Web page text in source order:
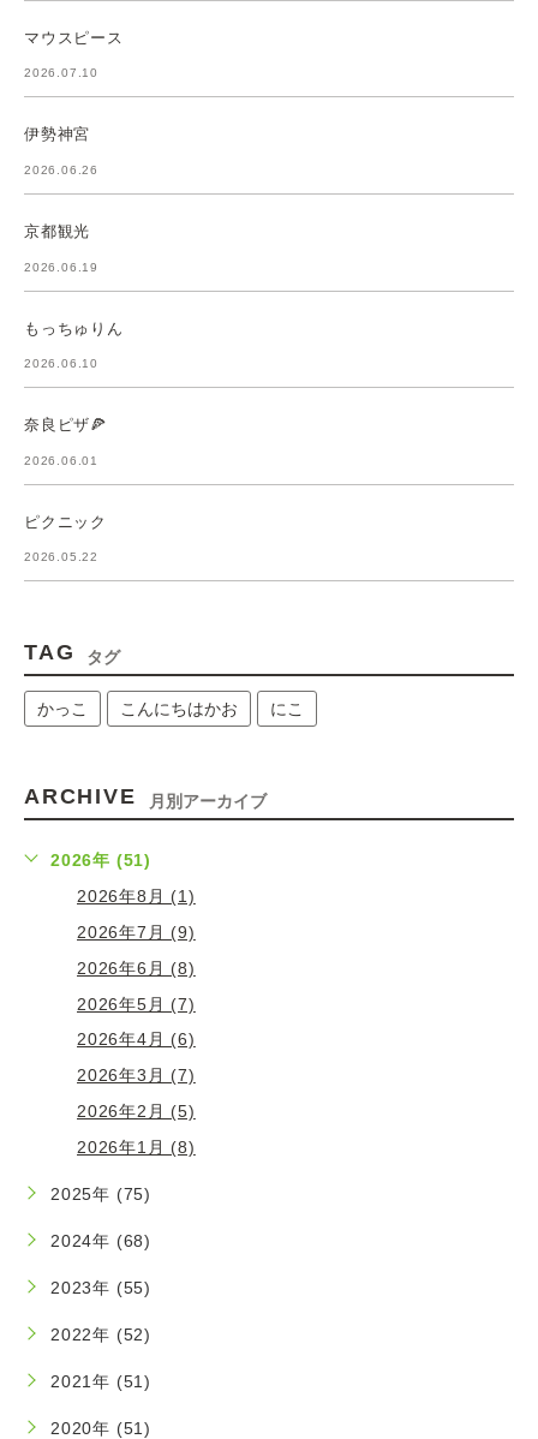
マウスピース
2026.07.10
伊勢神宮
2026.06.26
京都観光
2026.06.19
もっちゅりん
2026.06.10
奈良ピザ🍕
2026.06.01
ピクニック
2026.05.22
TAG タグ
かっこ こんにちはかお にこ
ARCHIVE 月別アーカイブ
2026年 (51)
2026年8月 (1)
2026年7月 (9)
2026年6月 (8)
2026年5月 (7)
2026年4月 (6)
2026年3月 (7)
2026年2月 (5)
2026年1月 (8)
2025年 (75)
2024年 (68)
2023年 (55)
2022年 (52)
2021年 (51)
2020年 (51)